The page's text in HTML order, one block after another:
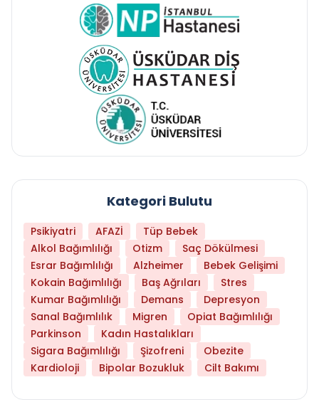
Kategori Bulutu
Psikiyatri AFAZİ
Tüp Bebek
Alkol Bağımlılığı
Otizm
Saç Dökülmesi
Esrar Bağımlılığı
Alzheimer
Bebek Gelişimi
Kokain Bağımlılığı
Baş Ağrıları
Stres
Kumar Bağımlılığı
Demans
Depresyon
Sanal Bağımlılık
Migren
Opiat Bağımlılığı
Parkinson
Kadın Hastalıkları
Sigara Bağımlılığı
Şizofreni
Obezite
Kardioloji
Bipolar Bozukluk Cilt Bakımı